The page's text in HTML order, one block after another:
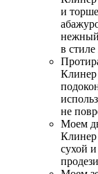
и
нежный
в
Клинер
не
Моем
Клинер
сухой